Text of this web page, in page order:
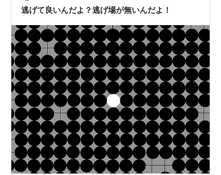
逃げて良いんだよ？逃げ場が無いんだよ！